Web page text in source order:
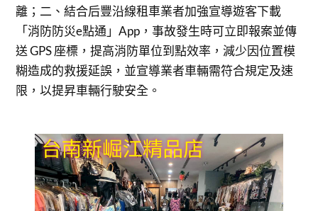
離；二、結合后豐沿線租車業者加強宣導遊客下載
「消防防災e點通」App，事故發生時可立即報案並傳
送 GPS 座標，提高消防單位到點效率，減少因位置模
糊造成的救援延誤，並宣導業者車輛需符合規定及速
限，以提昇車輛行駛安全。